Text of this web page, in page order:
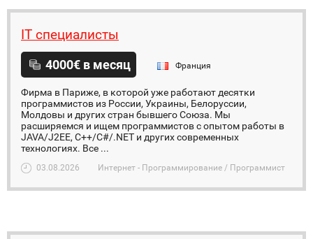
IT специалисты
4000€ в месяц Франция
Фирма в Париже, в которой уже работают десятки
программистов из России, Украины, Белоруссии,
Молдовы и других стран бывшего Союза. Мы
расширяемся и ищем программистов с опытом работы в
JAVA/J2EE, C++/C#/.NET и других современных
технологиях. Все ...
03.08.2026 Интернет - Программирование / Программист